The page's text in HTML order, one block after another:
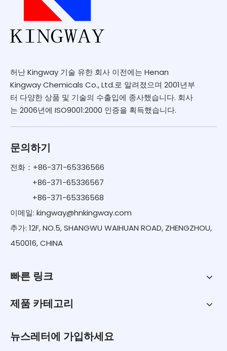
허난 Kingway 기술 유한 회사 이전에는 Henan
Kingway Chemicals Co., Ltd.로 알려졌으며 2001년부
터 다양한 상품 및 기술의 수출입에 종사했습니다. 회사
는 2006년에 ISO9001:2000 인증을 획득했습니다.
문의하기
전화：+86-371-65336566
+86-371-65336567
+86-371-65336568
이메일: kingway@hnkingway.com
추가: 12F, NO.5, SHANGWU WAIHUAN ROAD, ZHENGZHOU,
450016, CHINA
빠른 링크
제품 카테고리
뉴스레터에 가입하세요